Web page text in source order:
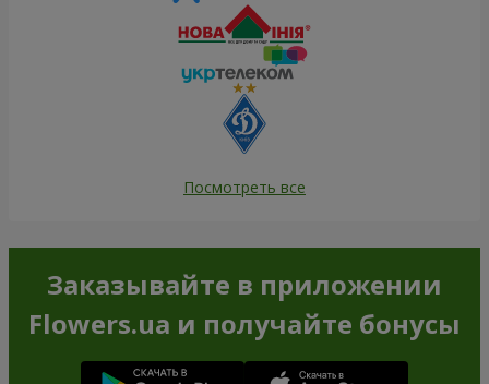
Посмотреть все
Заказывайте в приложении
Flowers.ua и получайте бонусы